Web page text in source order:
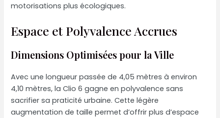
motorisations plus écologiques.
Espace et Polyvalence Accrues
Dimensions Optimisées pour la Ville
Avec une longueur passée de 4,05 mètres à environ
4,10 mètres, la Clio 6 gagne en polyvalence sans
sacrifier sa praticité urbaine. Cette légère
augmentation de taille permet d’offrir plus d’espace